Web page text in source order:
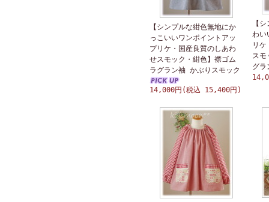
【シンプルな紺色無地にか
っこいいワンポイントアッ
プリケ・国産良質のしあわ
せスモック・紺色】襟ゴム
ラグラン袖 かぶりスモック
14,000円(税込 15,400円)
【
わい
リ
スモ
グラ